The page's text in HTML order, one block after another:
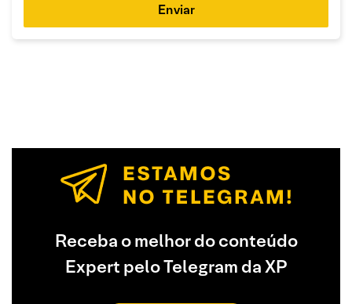
Enviar
Receba o melhor do conteúdo
Expert pelo Telegram da XP